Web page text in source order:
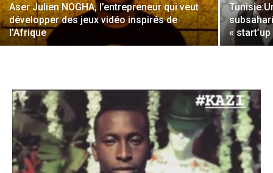
Aser Julien NOGHA, l’entrepreneur qui veut
développer des jeux vidéo inspirés de
l’Afrique
«